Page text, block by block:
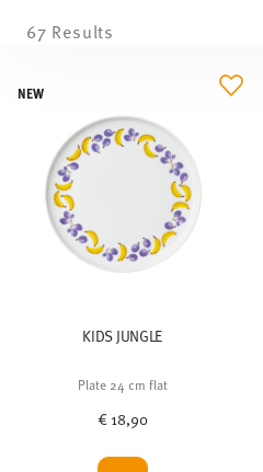
67 Results
KIDS JUNGLE
Plate 24 cm flat
€ 18,90
NEW